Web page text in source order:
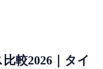
較2026｜タイ